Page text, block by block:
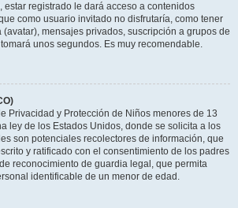
estar registrado le dará acceso a contenidos
como usuario invitado no disfrutaría, como tener
mensajes privados, suscripción a grupos de
unos segundos. Es muy recomendable.
Privacidad y Protección de Niños menores de 13
ley de los Estados Unidos, donde se solicita a los
son potenciales recolectores de información, que
y ratificado con el consentimiento de los padres
reconocimiento de guardia legal, que permita
identificable de un menor de edad.